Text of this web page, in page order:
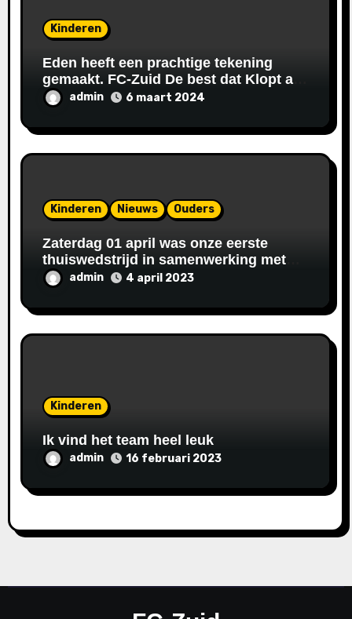
Kinderen
Eden heeft een prachtige tekening
gemaakt. FC-Zuid De best dat Klopt als
een bus.
admin 6 maart 2024
Kinderen Nieuws Ouders
Zaterdag 01 april was onze eerste
thuiswedstrijd in samenwerking met
SDW.admin 4 april 2023
Kinderen
Ik vind het team heel leuk
admin 16 februari 2023